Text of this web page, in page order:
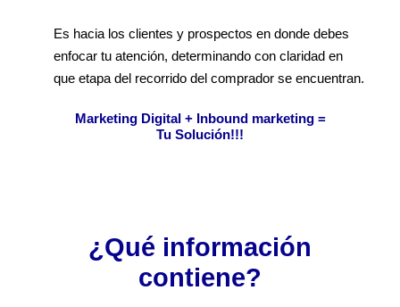
Es hacia los clientes y prospectos en donde debes
enfocar tu atención, determinando con claridad en
que etapa del recorrido del comprador se encuentran.
Marketing Digital + Inbound marketing =
Tu Solución!!!
¿Qué información
contiene?